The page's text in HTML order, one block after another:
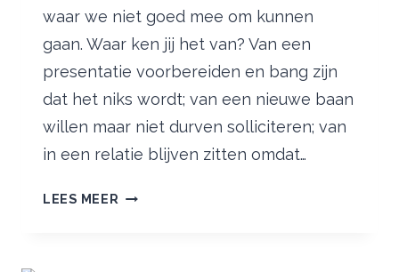
waar we niet goed mee om kunnen
gaan. Waar ken jij het van? Van een
presentatie voorbereiden en bang zijn
dat het niks wordt; van een nieuwe baan
willen maar niet durven solliciteren; van
in een relatie blijven zitten omdat…
LEES MEER ONLINE